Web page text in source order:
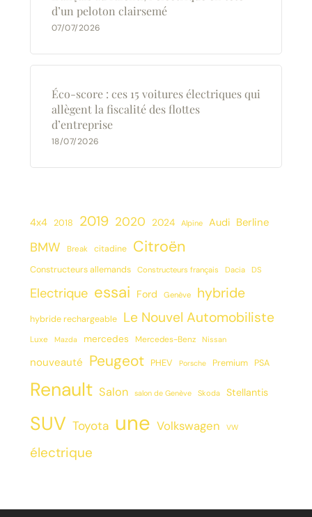
d’un peloton clairsemé
07/07/2026
Éco-score : ces 15 voitures électriques qui
allègent la fiscalité des flottes
d’entreprise
18/07/2026
4x4 2018 2019 2020 2024 Alpine Audi Berline
BMW Break citadine Citroën
Constructeurs allemands Constructeurs français Dacia DS
Electrique essai Ford Genève hybride
hybride rechargeable Le Nouvel Automobiliste
Luxe Mazda mercedes Mercedes-Benz Nissan
nouveauté Peugeot PHEV Porsche Premium PSA
Renault Salon salon de Genève Skoda Stellantis
SUV Toyota une Volkswagen VW
électrique